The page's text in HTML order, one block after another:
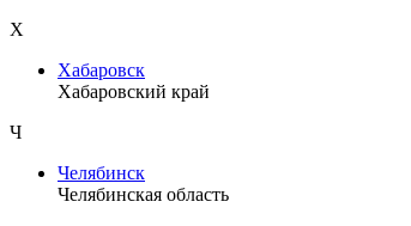
Х
Хабаровск
Хабаровский край
Ч
Челябинск
Челябинская область